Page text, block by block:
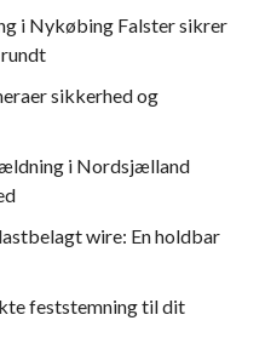
i Nykøbing Falster sikrer
sikkerhed og
i Nordsjælland
wire: En holdbar
feststemning til dit